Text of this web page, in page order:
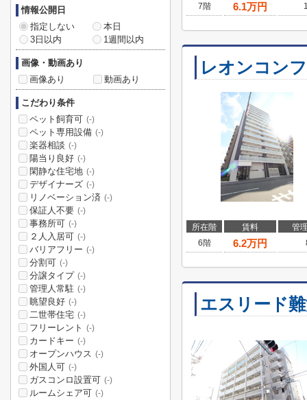
7階
6.1万円
レオンコン
所在階 賃料
管
6階
6.2万円
エスリード
情報公開日
指定しない
本日
3日以内
1週間以内
画像・動画あり
画像あり
動画あり
こだわり条件
ペット飼育可 (-)
ペット専用設備 (-)
楽器相談 (-)
陽当り良好 (-)
閑静な住宅地 (-)
デザイナーズ (-)
リノベーション済 (-)
保証人不要 (-)
事務所可 (-)
２人入居可 (-)
バリアフリー (-)
分割可 (-)
分譲タイプ (-)
管理人常駐 (-)
眺望良好 (-)
二世帯住宅 (-)
フリーレント (-)
カードキー (-)
オープンハウス (-)
外国人可 (-)
ガスコンロ設置可 (-)
ルームシェア可 (-)